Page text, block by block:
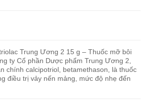
Trung Ương 2 15 g – Thuốc mỡ bôi
ty Cổ phần Dược phẩm Trung Ương 2,
chính calcipotriol, betamethason, là thuốc
điều trị vảy nến mảng, mức độ nhẹ đến